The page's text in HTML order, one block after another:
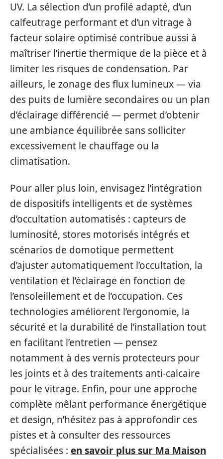
UV. La sélection d’un profilé adapté, d’un
calfeutrage performant et d’un vitrage à
facteur solaire optimisé contribue aussi à
maîtriser l’inertie thermique de la pièce et à
limiter les risques de condensation. Par
ailleurs, le zonage des flux lumineux — via
des puits de lumière secondaires ou un plan
d’éclairage différencié — permet d’obtenir
une ambiance équilibrée sans solliciter
excessivement le chauffage ou la
climatisation.
Pour aller plus loin, envisagez l’intégration
de dispositifs intelligents et de systèmes
d’occultation automatisés : capteurs de
luminosité, stores motorisés intégrés et
scénarios de domotique permettent
d’ajuster automatiquement l’occultation, la
ventilation et l’éclairage en fonction de
l’ensoleillement et de l’occupation. Ces
technologies améliorent l’ergonomie, la
sécurité et la durabilité de l’installation tout
en facilitant l’entretien — pensez
notamment à des vernis protecteurs pour
les joints et à des traitements anti-calcaire
pour le vitrage. Enfin, pour une approche
complète mêlant performance énergétique
et design, n’hésitez pas à approfondir ces
pistes et à consulter des ressources
spécialisées : en savoir plus sur Ma Maison